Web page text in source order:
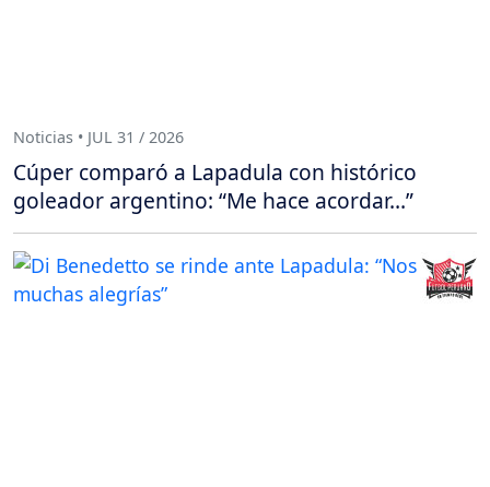
Noticias • JUL 31 / 2026
Cúper comparó a Lapadula con histórico
goleador argentino: “Me hace acordar…”